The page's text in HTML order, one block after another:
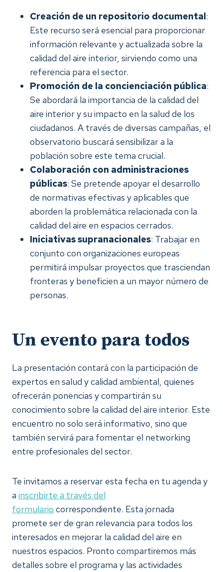
Creación de un repositorio documental:
Este recurso será esencial para proporcionar
información relevante y actualizada sobre la
calidad del aire interior, sirviendo como una
referencia para el sector.
Promoción de la concienciación pública:
Se abordará la importancia de la calidad del
aire interior y su impacto en la salud de los
ciudadanos. A través de diversas campañas, el
observatorio buscará sensibilizar a la
población sobre este tema crucial.
Colaboración con administraciones
públicas: Se pretende apoyar el desarrollo
de normativas efectivas y aplicables que
aborden la problemática relacionada con la
calidad del aire en espacios cerrados.
Iniciativas supranacionales: Trabajar en
conjunto con organizaciones europeas
permitirá impulsar proyectos que trasciendan
fronteras y beneficien a un mayor número de
personas.
Un evento para todos
La presentación contará con la participación de
expertos en salud y calidad ambiental, quienes
ofrecerán ponencias y compartirán su
conocimiento sobre la calidad del aire interior. Este
encuentro no solo será informativo, sino que
también servirá para fomentar el networking
entre profesionales del sector.
Te invitamos a reservar esta fecha en tu agenda y
a inscribirte a través del
formulario correspondiente. Esta jornada
promete ser de gran relevancia para todos los
interesados en mejorar la calidad del aire en
nuestros espacios. Pronto compartiremos más
detalles sobre el programa y las actividades